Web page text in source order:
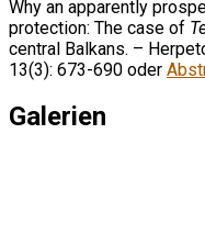
Why an apparently
protection: The case of
central Balkans. –
13(3): 673-690 oder
Galerien